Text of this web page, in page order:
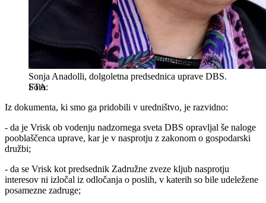
Sonja Anadolli, dolgoletna predsednica uprave DBS.
STA
Iz dokumenta, ki smo ga pridobili v uredništvo, je razvidno:
- da je Vrisk ob vodenju nadzornega sveta DBS opravljal še naloge
pooblaščenca uprave, kar je v nasprotju z zakonom o gospodarski
družbi;
- da se Vrisk kot predsednik Zadružne zveze kljub nasprotju
interesov ni izločal iz odločanja o poslih, v katerih so bile udeležene
posamezne zadruge;